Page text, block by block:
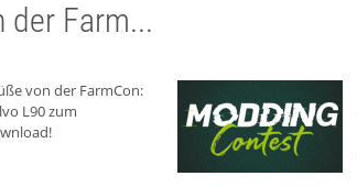
der Farm...
von der FarmCon:
L90 zum